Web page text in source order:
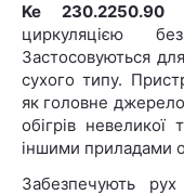
Ke 230.2250.90
циркуляцією
Застосовуються
сухого типу.
як головне
обігрів невеликої
іншими приладами
Забезпечують